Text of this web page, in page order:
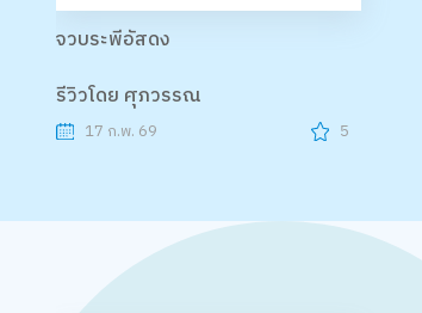
จวบระพีอัสดง
รีวิวโดย ศุภวรรณ
17 ก.พ. 69 5